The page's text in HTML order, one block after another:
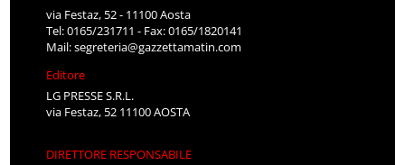
via Festaz, 52 - 11100 Aosta
Tel: 0165/231711 - Fax: 0165/1820141
Mail:segreteria@gazzettamatin.com
Editore
LG PRESSE S.R.L.
via Festaz, 52 11100 AOSTA
DIRETTORE RESPONSABILE